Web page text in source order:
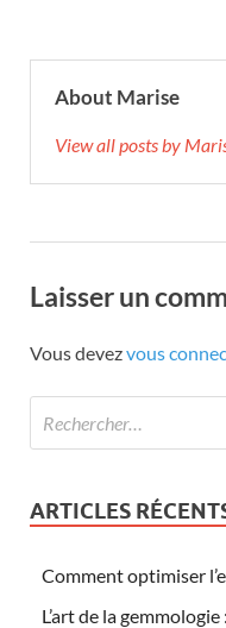
About Marise
View all posts by
Laisser un
Vous devezvous
ARTICLES
Comment optimiser
L’art de la